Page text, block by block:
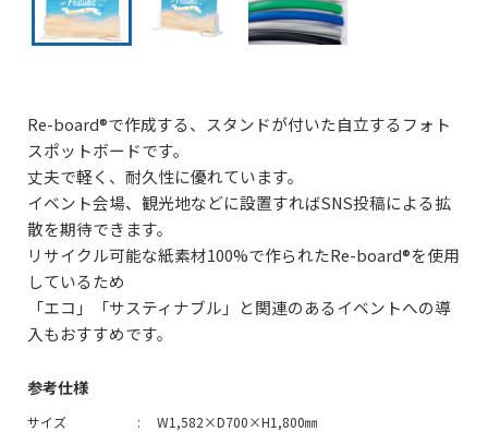
Re-board®︎で作成する、スタンドが付いた自立するフォト
スポットボードです。
丈夫で軽く、耐久性に優れています。
イベント会場、観光地などに設置すればSNS投稿による拡
散を期待できます。
リサイクル可能な紙素材100%で作られたRe-board®を使用
しているため
「エコ」「サスティナブル」と関連のあるイベントへの導
入もおすすめです。
参考仕様
サイズ
W1,582×D700×H1,800㎜